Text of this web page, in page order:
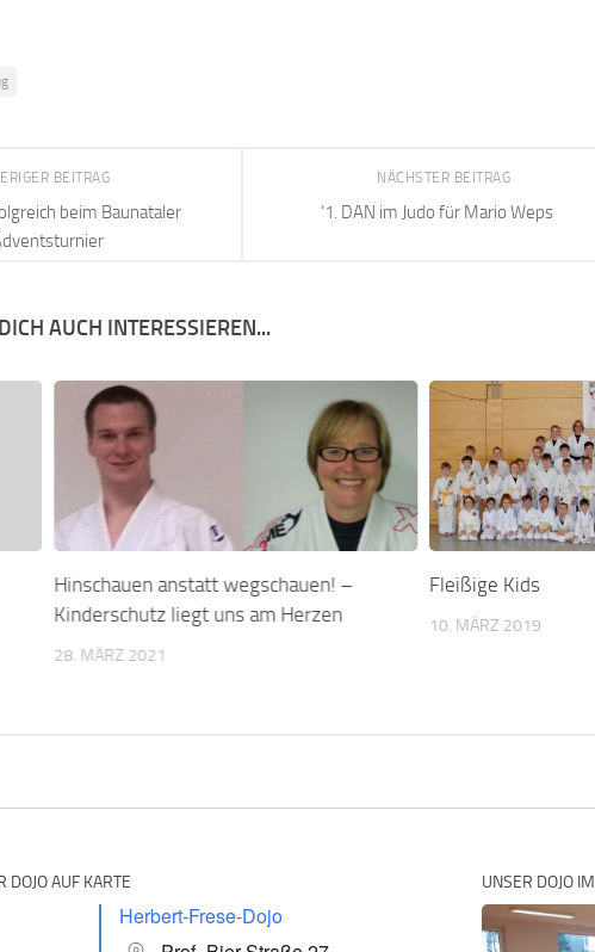
NÄCHSTER BEITRAG
‘1. DAN im Judo für Mario Weps
BEITRAG
beim Baunataler
AUCH INTERESSIEREN...
Hinschauen anstatt wegschauen! –
Kinderschutz liegt uns am Herzen
28. MÄRZ 2021
Fleißige Kids
10. MÄRZ 2019
DOJO AUF KARTE
Herbert-Frese-Dojo
UNSER DOJO